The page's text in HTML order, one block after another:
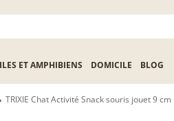
ET AMPHIBIENS DOMICILE BLOG
TRIXIE Chat Activité Snack souris jouet 9 cm